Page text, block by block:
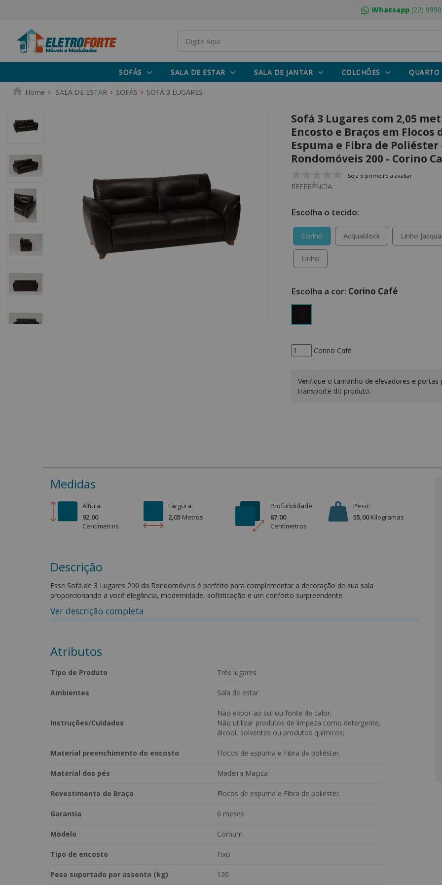
Whatsapp(22)
SOFÁS SALA DE ESTAR SALA DE JANTAR COLCHÕES QUARTO
SALA DE ESTAR SOFÁS SOFÁ 3 LUGARES
Sofá 3 Lugares com 2,05
Encosto e Braços em Flocos
Espuma e Fibra de Poliéster
Rondomóveis 200 - Corino
Seja o primeiro a avaliar
REFERÊNCIA:
Corino Acquablock Linho
Linho
Corino Café
Corino Café
Verifique o tamanho de elevadores e portas
transporte do produto.
Medidas
Altura:
92,00
Centímetros
Largura:
2,05 Metros
Profundidade:
87,00
Centímetros
Peso:
55,00 Kilogramas
Descrição
Esse Sofá de 3 Lugares 200 da Rondomóveis é perfeito para complementar a decoração de sua sala
proporcionando a você elegância, modernidade, sofisticação e um conforto surpreendente.
Características:
Medidas:
Altura: 92cm
Profundidade: 87cm
Ver descrição completa
Atributos
Tipo de Produto Três lugares
Ambientes Sala de estar
Instruções/Cuidados
Não expor ao sol ou fonte de calor;
Não utilizar produtos de limpeza como detergente,
álcool, solventes ou produtos químicos;
Material preenchimento do encosto Flocos de espuma e Fibra de poliéster.
Material dos pés Madeira Maçica
Revestimento do Braço Flocos de espuma e Fibra de poliéster.
Garantia 6 meses
Modelo Comum
Tipo de encosto Fixo
Peso suportado por assento (kg) 120